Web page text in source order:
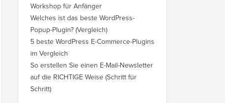
Workshop für Anfänger
Welches ist das beste WordPress-
Popup-Plugin? (Vergleich)
5 beste WordPress E-Commerce-Plugins
im Vergleich
So erstellen Sie einen E-Mail-Newsletter
auf die RICHTIGE Weise (Schritt für
Schritt)